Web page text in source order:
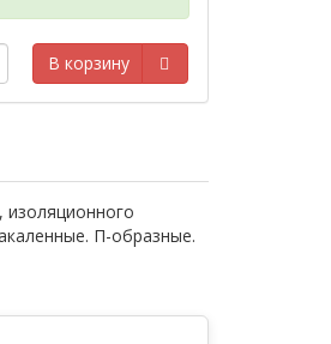
В корзину
П-образные.